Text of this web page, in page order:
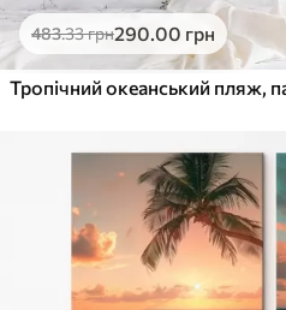
483.33грн290.00 грн